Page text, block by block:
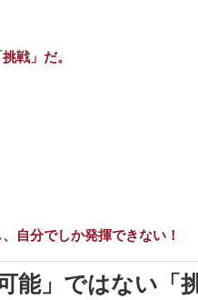
戦」だ。
自分でしか発揮できない！
能」ではない「